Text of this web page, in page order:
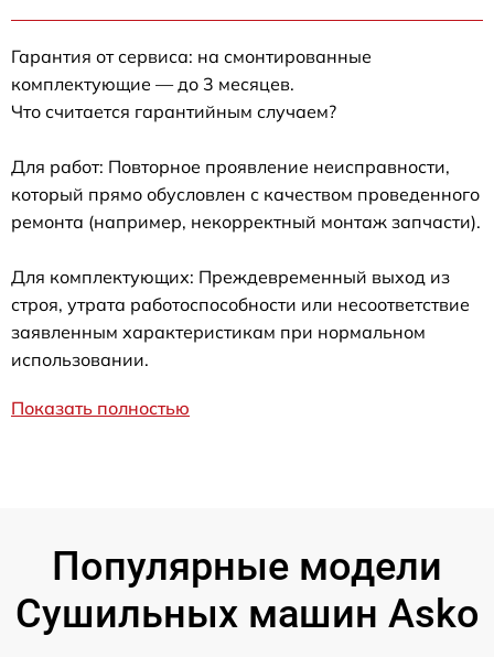
Гарантия от сервиса: на смонтированные
комплектующие — до 3 месяцев.
Что считается гарантийным случаем?
Для работ: Повторное проявление неисправности,
который прямо обусловлен с качеством проведенного
ремонта (например, некорректный монтаж запчасти).
Для комплектующих: Преждевременный выход из
строя, утрата работоспособности или несоответствие
заявленным характеристикам при нормальном
использовании.
Показать полностью
Популярные модели
Сушильных машин Asko